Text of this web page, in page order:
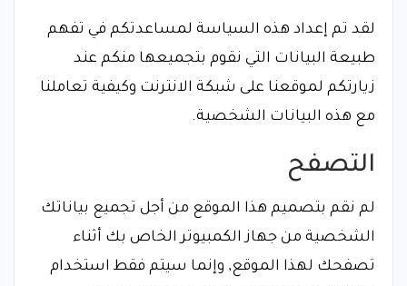
لقد تم إعداد هذه السياسة لمساعدتكم في تفهم
طبيعة البيانات التي نقوم بتجميعها منكم عند
زيارتكم لموقعنا على شبكة الانترنت وكيفية تعاملنا
مع هذه البيانات الشخصية.
التصفح
لم نقم بتصميم هذا الموقع من أجل تجميع بياناتك
الشخصية من جهاز الكمبيوتر الخاص بك أثناء
تصفحك لهذا الموقع, وإنما سيتم فقط استخدام